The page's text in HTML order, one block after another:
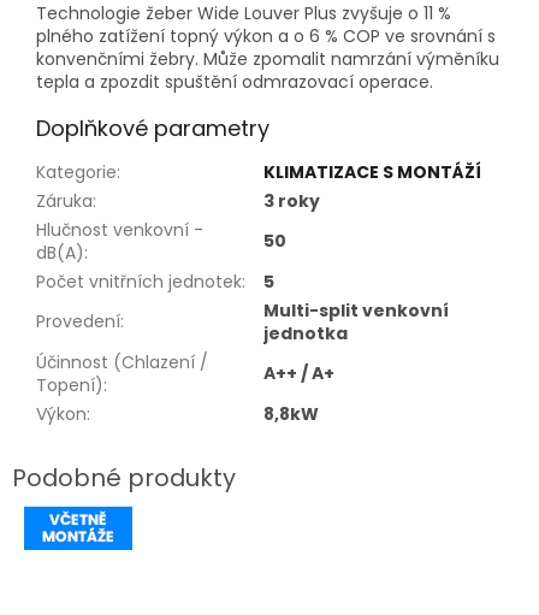
Technologie žeber Wide Louver Plus zvyšuje o 11 %
plného zatížení topný výkon a o 6 % COP ve srovnání s
konvenčními žebry. Může zpomalit namrzání výměníku
tepla a zpozdit spuštění odmrazovací operace.
Doplňkové parametry
Kategorie:
KLIMATIZACE S MONTÁŽÍ
Záruka:
3 roky
Hlučnost venkovní -
dB(A):
50
Počet vnitřních jednotek:
5
Provedení:
Multi-split venkovní
jednotka
Účinnost (Chlazení /
Topení):
A++ / A+
Výkon: 8,8kW